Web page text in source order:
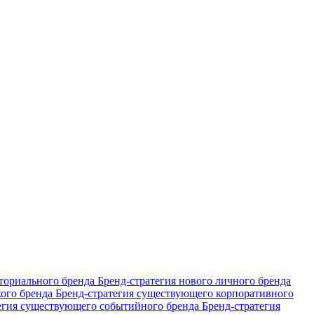
бренда Бренд-стратегия нового личного бренда
бренда Бренд-стратегия существующего корпоративного
существующего событийного бренда Бренд-стратегия